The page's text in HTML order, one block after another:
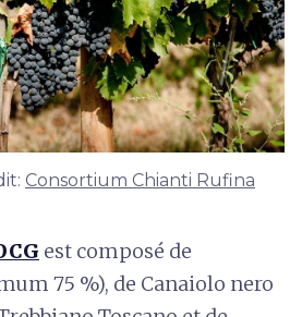
Consortium Chianti Rufina
est composé de
75 %), de Canaiolo nero